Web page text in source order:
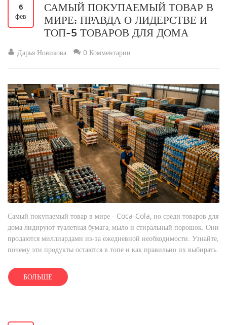
6
фев
САМЫЙ ПОКУПАЕМЫЙ ТОВАР В
МИРЕ: ПРАВДА О ЛИДЕРСТВЕ И
ТОП-5 ТОВАРОВ ДЛЯ ДОМА
Дарья Новикова 0 Комментарии
Самый покупаемый товар в мире - Coca-Cola, но среди товаров для
дома лидируют туалетная бумага, мыло и стиральный порошок. Они
продаются миллиардами из-за ежедневной необходимости. Узнайте,
почему эти продукты остаются в топе и как правильно их выбирать.
БОЛЬШЕ